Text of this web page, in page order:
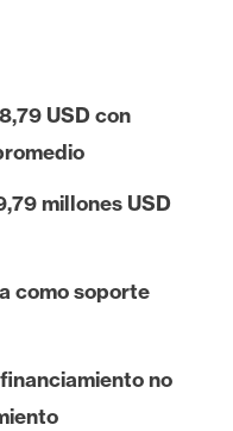
USD con
millones USD
como soporte
no